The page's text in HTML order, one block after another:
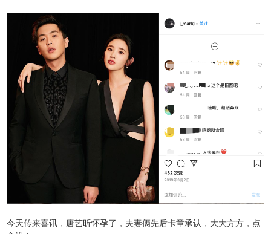
今天传来喜讯，唐艺昕怀孕了，夫妻俩先后卡章承认，大大方方，点